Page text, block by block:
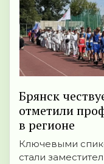
Брянск
отметили
в регионе
Ключевыми
стали